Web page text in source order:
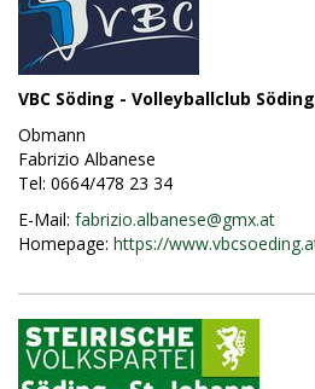
VBC Söding - Volleyballclub Söding
Obmann
Fabrizio Albanese
Tel: 0664/478 23 34
E-Mail: fabrizio.albanese@gmx.at
Homepage: https://